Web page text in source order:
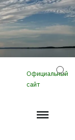
Официальный
сайт